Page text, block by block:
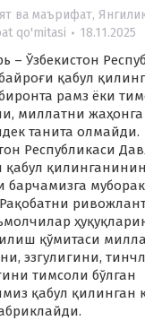
ва маърифат,
qo'mitasi 18.11.2025
– Ўзбекистон
қабул
рамз ёки
миллатни
танита олмайди.
Республикаси
қабул
барчамизга муборак
қўмитаси
эзгулигини,
тимсоли бўлган
қабул қилинган